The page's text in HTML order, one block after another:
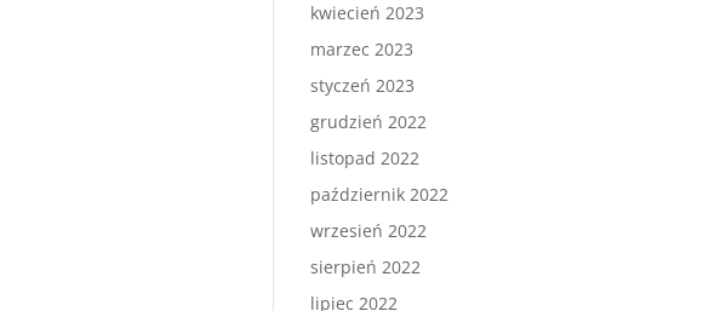
kwiecień 2023
marzec 2023
styczeń 2023
grudzień 2022
listopad 2022
październik 2022
wrzesień 2022
sierpień 2022
lipiec 2022